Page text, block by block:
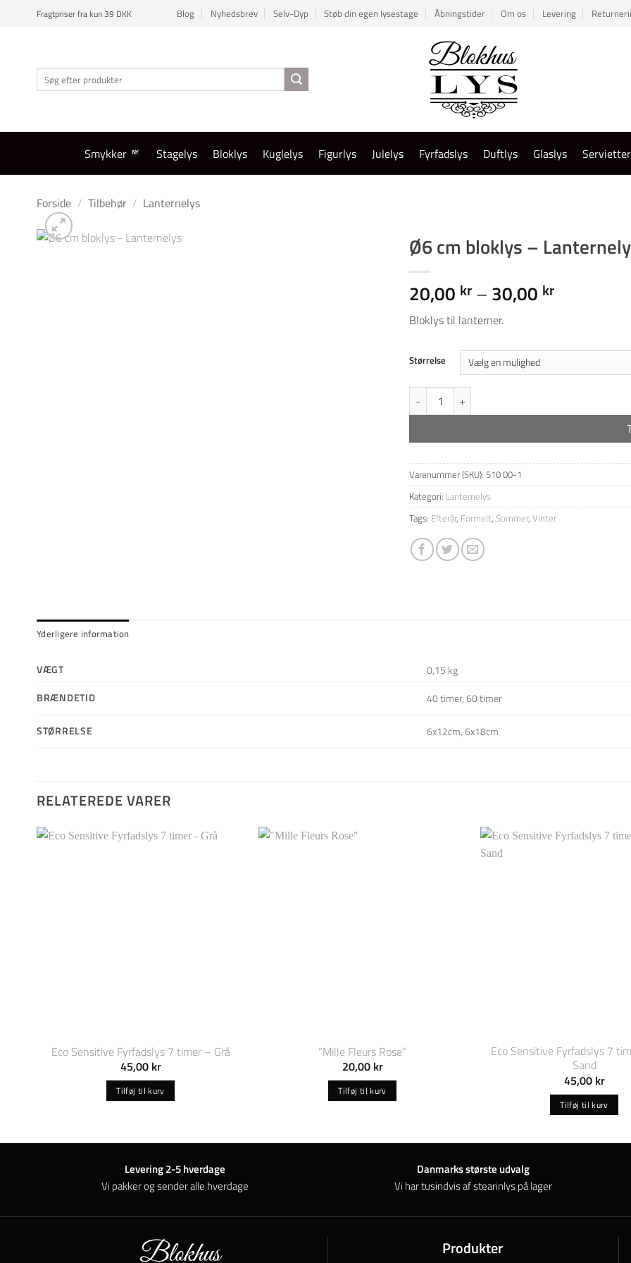
Fragtpriser fra kun 39 DKK Blog Nyhedsbrev Selv-Dyp Støb din egen lysestage Åbningstider Om os Levering
Søg
efter:
Smykker Stagelys Bloklys Kuglelys Figurlys Julelys Fyrfadslys Duftlys Glaslys Servietter
Forside / Tilbehør / Lanternelys
Ø6 cm bloklys –
20,00 kr – 30,00 kr
30,00 kr
Bloklys til lanterner.
Størrelse
Ø6 cm bloklys - Lanternelys antal
Varenummer (SKU): 510 00-1
Kategori: Lanternelys
Tags: Efterår, Formelt,Sommer,Vinter
Yderligere information
VÆGT
0,15 kg
BRÆNDETID
40 timer, 60 timer
STØRRELSE 6x12cm, 6x18cm
RELATEREDE VARER
Eco Sensitive Fyrfadslys 7 timer – Grå
45,00 kr
Tilføj til kurv
“Mille Fleurs Rose”
20,00 kr
Tilføj til kurv
Eco Sensitive Fyrfadslys 7
Sand
45,00 kr
Tilføj til kurv
Levering 2-5 hverdage
Vi pakker og sender alle hverdage
Danmarks største udvalg
Vi har tusindvis af stearinlys på lager
Produkter